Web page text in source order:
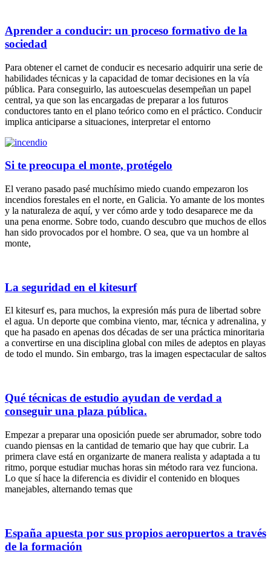
Aprender a conducir: un proceso formativo de la
sociedad
Para obtener el carnet de conducir es necesario adquirir una serie de
habilidades técnicas y la capacidad de tomar decisiones en la vía
pública. Para conseguirlo, las autoescuelas desempeñan un papel
central, ya que son las encargadas de preparar a los futuros
conductores tanto en el plano teórico como en el práctico. Conducir
implica anticiparse a situaciones, interpretar el entorno
Si te preocupa el monte, protégelo
El verano pasado pasé muchísimo miedo cuando empezaron los
incendios forestales en el norte, en Galicia. Yo amante de los montes
y la naturaleza de aquí, y ver cómo arde y todo desaparece me da
una pena enorme. Sobre todo, cuando descubro que muchos de ellos
han sido provocados por el hombre. O sea, que va un hombre al
monte,
La seguridad en el kitesurf
El kitesurf es, para muchos, la expresión más pura de libertad sobre
el agua. Un deporte que combina viento, mar, técnica y adrenalina, y
que ha pasado en apenas dos décadas de ser una práctica minoritaria
a convertirse en una disciplina global con miles de adeptos en playas
de todo el mundo. Sin embargo, tras la imagen espectacular de saltos
Qué técnicas de estudio ayudan de verdad a
conseguir una plaza pública.
Empezar a preparar una oposición puede ser abrumador, sobre todo
cuando piensas en la cantidad de temario que hay que cubrir. La
primera clave está en organizarte de manera realista y adaptada a tu
ritmo, porque estudiar muchas horas sin método rara vez funciona.
Lo que sí hace la diferencia es dividir el contenido en bloques
manejables, alternando temas que
España apuesta por sus propios aeropuertos a través
de la formación